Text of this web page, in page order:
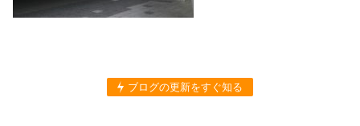
ブログの更新をすぐ知る